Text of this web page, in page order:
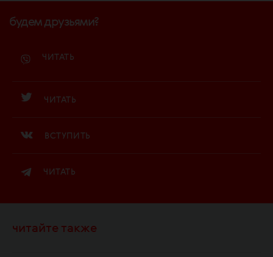
будем друзьями?
ЧИТАТЬ
ЧИТАТЬ
ВСТУПИТЬ
ЧИТАТЬ
читайте также